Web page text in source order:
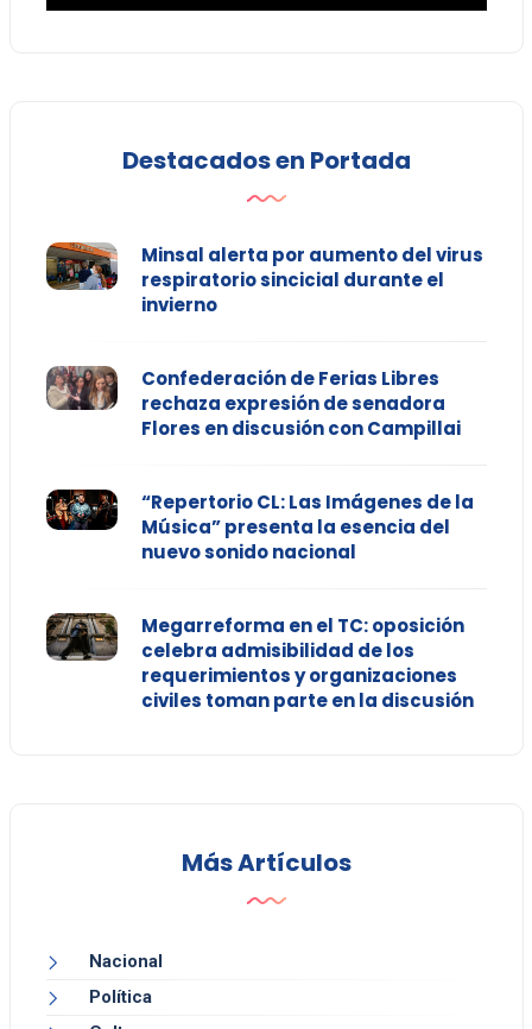
Destacados en Portada
Minsal alerta por aumento del virus
respiratorio sincicial durante el
invierno
Confederación de Ferias Libres
rechaza expresión de senadora
Flores en discusión con Campillai
“Repertorio CL: Las Imágenes de la
Música” presenta la esencia del
nuevo sonido nacional
Megarreforma en el TC: oposición
celebra admisibilidad de los
requerimientos y organizaciones
civiles toman parte en la discusión
Más Artículos
Nacional
Política